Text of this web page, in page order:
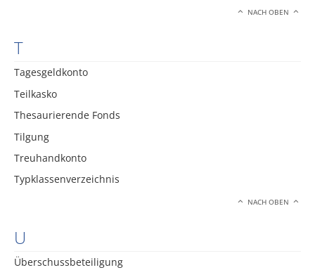
NACH OBEN
T
Tagesgeldkonto
Teilkasko
Thesaurierende Fonds
Tilgung
Treuhandkonto
Typklassenverzeichnis
NACH OBEN
U
Überschussbeteiligung